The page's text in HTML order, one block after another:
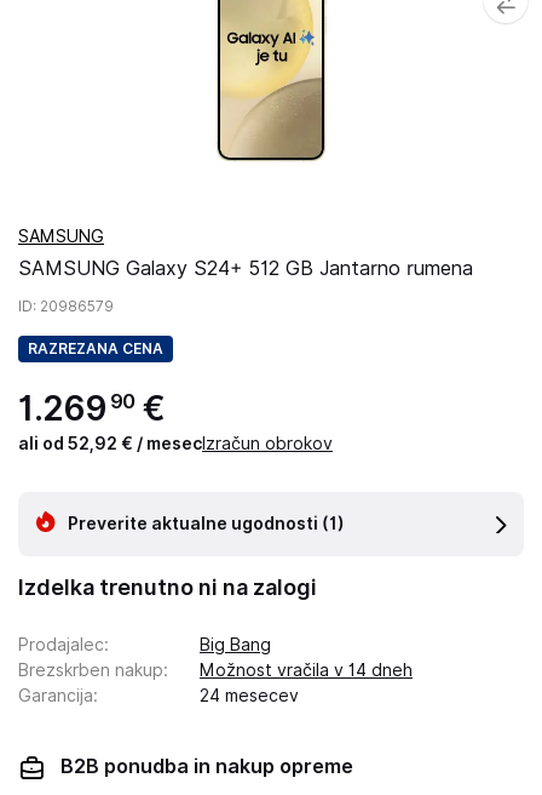
SAMSUNG
SAMSUNG Galaxy S24+ 512 GB Jantarno rumena
ID: 20986579
RAZREZANA CENA
1.269 90 €
ali od 52,92 € / mesec Izračun obrokov
Preverite aktualne ugodnosti (1)
Izdelka trenutno ni na zalogi
Prodajalec:
Big Bang
Brezskrben nakup:
Možnost vračila v 14 dneh
Garancija: 24 mesecev
B2B ponudba in nakup opreme